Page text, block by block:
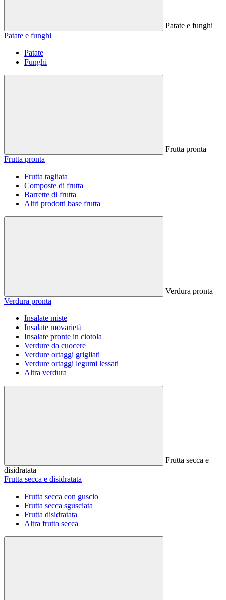
Patate e funghi
Patate e funghi
Patate
Funghi
Frutta pronta
Frutta pronta
Frutta tagliata
Composte di frutta
Barrette di frutta
Altri prodotti base frutta
Verdura pronta
Verdura pronta
Insalate miste
Insalate movarietà
Insalate pronte in ciotola
Verdure da cuocere
Verdure ortaggi grigliati
Verdure ortaggi legumi lessati
Altra verdura
Frutta secca e
disidratata
Frutta secca e disidratata
Frutta secca con guscio
Frutta secca sgusciata
Frutta disidratata
Altra frutta secca